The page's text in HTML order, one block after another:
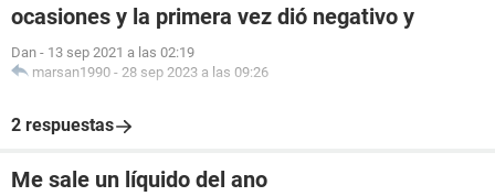
ocasiones y la primera vez dió negativo y
Dan - 13 sep 2021 a las 02:19
marsan1990 - 28 sep 2023 a las 09:26
2 respuestas
Me sale un líquido del ano